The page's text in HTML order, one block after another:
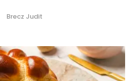
Brecz Judit